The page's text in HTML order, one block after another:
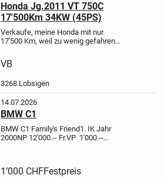
Honda Jg.2011 VT 750C
17'500Km 34KW (45PS)
Verkaufe, meine Honda mit nur
17'500 Km, weil zu wenig gefahren
mit Kardanantrieb
Windfangscheibe, Koffer für 1 Helm,
gefährliche...
VB
3268 Lobsigen
14.07.2026
BMW C1
BMW C1 Family's Friend1. IK Jahr
2000NP 12'000.-- Fr.VP 1'000.--
1’000 CHFFestpreis